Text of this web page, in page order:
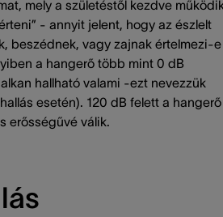
mely a születéstől kezdve
- annyit jelent, hogy az észlelt
beszédnek, vagy zajnak értelmezi-
a hangerő több mint 0 dB
hallható valami -ezt nevezzük
esetén). 120 dB felett a hangerő
erősségűvé válik.